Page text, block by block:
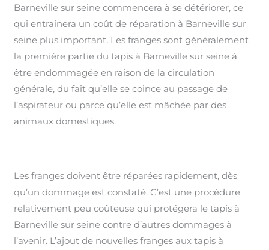
Barneville sur seine commencera à se détériorer, ce
qui entrainera un coût de réparation à Barneville sur
seine plus important. Les franges sont généralement
la première partie du tapis à Barneville sur seine à
être endommagée en raison de la circulation
générale, du fait qu’elle se coince au passage de
l’aspirateur ou parce qu’elle est mâchée par des
animaux domestiques.
Les franges doivent être réparées rapidement, dès
qu’un dommage est constaté. C’est une procédure
relativement peu coûteuse qui protégera le tapis à
Barneville sur seine contre d’autres dommages à
l’avenir. L’ajout de nouvelles franges aux tapis à